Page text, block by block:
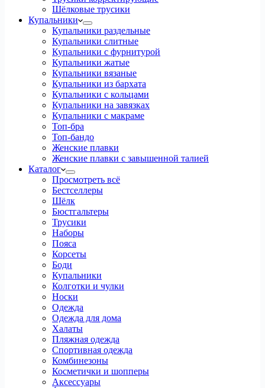
Шёлковые трусики
Купальники
Купальники раздельные
Купальники слитные
Купальники с фурнитурой
Купальники жатые
Купальники вязаные
Купальники из бархата
Купальники с кольцами
Купальники на завязках
Купальники с макраме
Топ-бра
Топ-бандо
Женские плавки
Женские плавки с завышенной талией
Каталог
Просмотреть всё
Бестселлеры
Шёлк
Бюстгальтеры
Трусики
Наборы
Пояса
Корсеты
Боди
Купальники
Колготки и чулки
Носки
Одежда
Одежда для дома
Халаты
Пляжная одежда
Спортивная одежда
Комбинезоны
Косметички и шопперы
Аксессуары